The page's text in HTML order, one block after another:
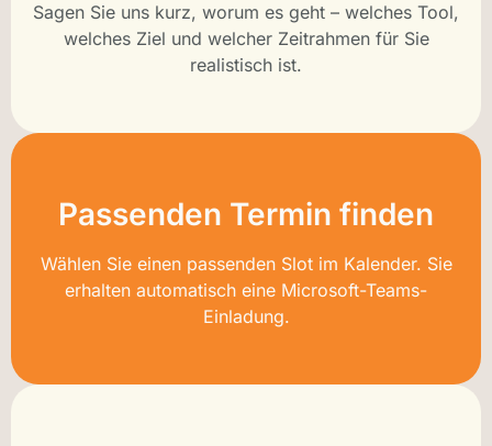
Sagen Sie uns kurz, worum es geht – welches Tool,
welches Ziel und welcher Zeitrahmen für Sie
realistisch ist.
Passenden Termin finden
Wählen Sie einen passenden Slot im Kalender. Sie
erhalten automatisch eine Microsoft-Teams-
Einladung.